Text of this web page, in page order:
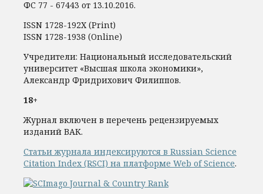
ФС 77 - 67443 от 13.10.2016.
ISSN 1728-192Х (Print)
ISSN 1728-1938 (Online)
Учредители: Национальный исследовательский
университет «Высшая школа экономики»,
Александр Фридрихович Филиппов.
18+
Журнал включен в перечень рецензируемых
изданий ВАК.
Статьи журнала индексируются в Russian Science
Citation Index (RSCI) на платформе Web of Science.